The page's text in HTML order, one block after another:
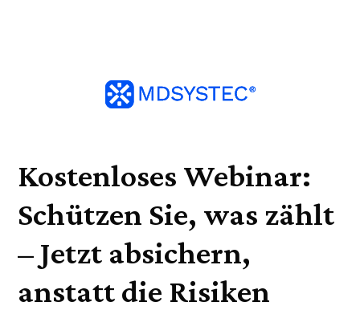
Kostenloses Webinar:
Schützen Sie, was zählt
– Jetzt absichern,
anstatt die Risiken